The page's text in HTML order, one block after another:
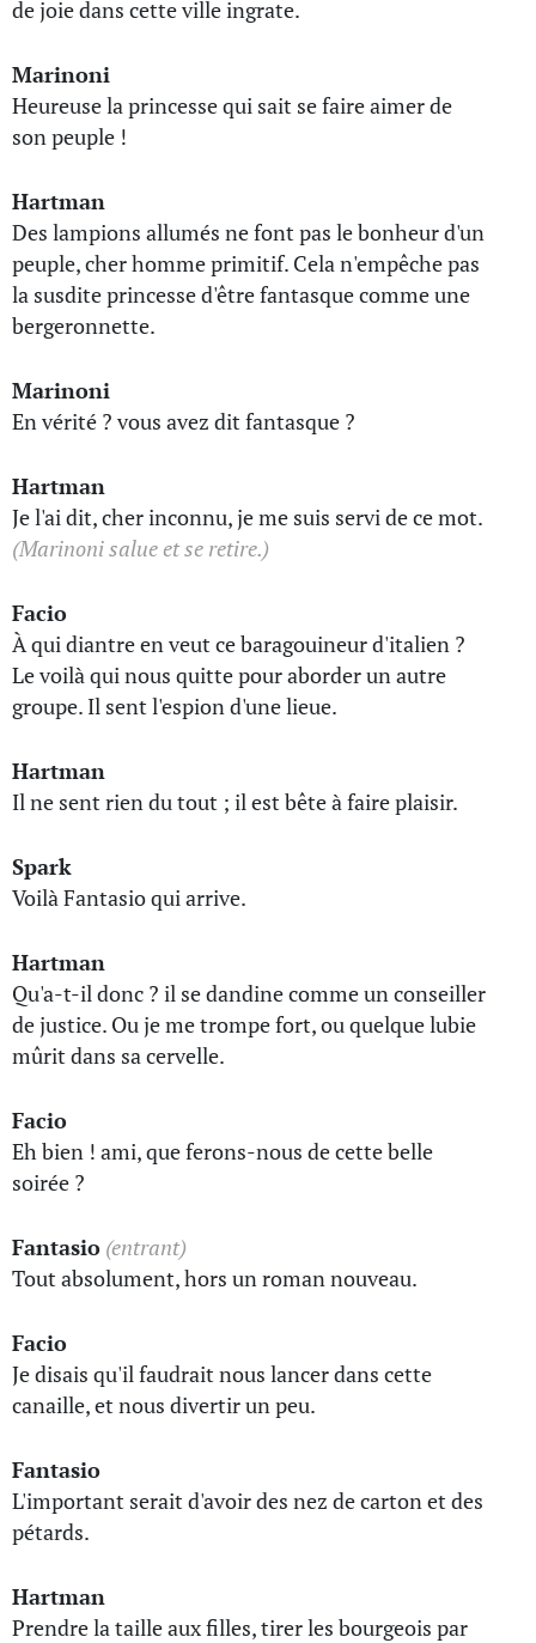
de joie dans cette ville ingrate.
Marinoni
Heureuse la princesse qui sait se faire aimer de
son peuple !
Hartman
Des lampions allumés ne font pas le bonheur d'un
peuple, cher homme primitif. Cela n'empêche pas
la susdite princesse d'être fantasque comme une
bergeronnette.
Marinoni
En vérité ? vous avez dit fantasque ?
Hartman
Je l'ai dit, cher inconnu, je me suis servi de ce mot.
(Marinoni salue et se retire.)
Facio
À qui diantre en veut ce baragouineur d'italien ?
Le voilà qui nous quitte pour aborder un autre
groupe. Il sent l'espion d'une lieue.
Hartman
Il ne sent rien du tout ; il est bête à faire plaisir.
Spark
Voilà Fantasio qui arrive.
Hartman
Qu'a-t-il donc ? il se dandine comme un conseiller
de justice. Ou je me trompe fort, ou quelque lubie
mûrit dans sa cervelle.
Facio
Eh bien ! ami, que ferons-nous de cette belle
soirée ?
Fantasio (entrant)
Tout absolument, hors un roman nouveau.
Facio
Je disais qu'il faudrait nous lancer dans cette
canaille, et nous divertir un peu.
Fantasio
L'important serait d'avoir des nez de carton et des
pétards.
Hartman
Prendre la taille aux filles, tirer les bourgeois par